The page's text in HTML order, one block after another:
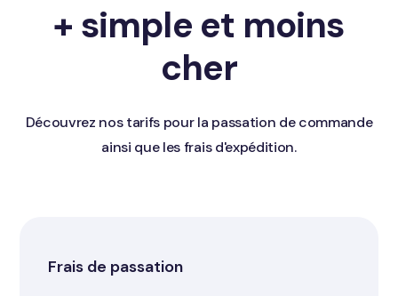
+ simple et moins
cher
Découvrez nos tarifs pour la passation de commande
ainsi que les frais d'expédition.
Frais de passation